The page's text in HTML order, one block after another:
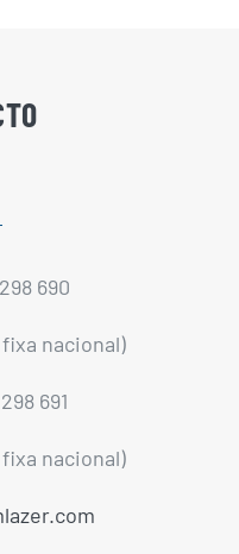
690
nacional)
691
nacional)